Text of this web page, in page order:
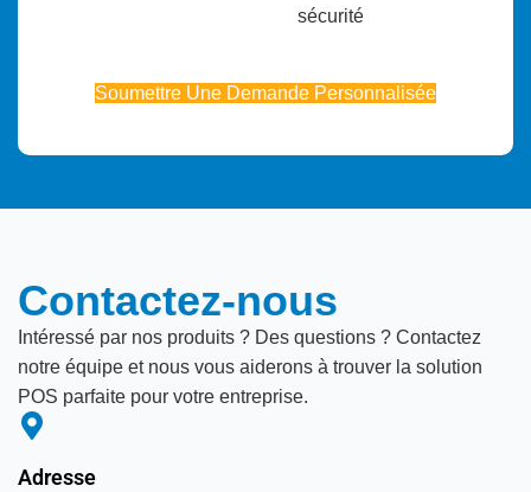
sécurité
Soumettre Une Demande Personnalisée
Contactez-nous
Intéressé par nos produits ? Des questions ? Contactez
notre équipe et nous vous aiderons à trouver la solution
POS parfaite pour votre entreprise.
Adresse